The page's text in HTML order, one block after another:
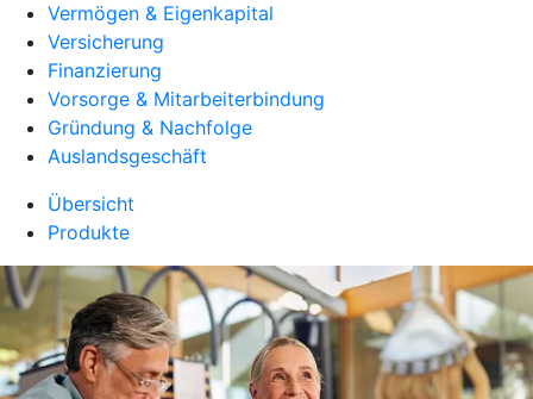
Vermögen & Eigenkapital
Versicherung
Finanzierung
Vorsorge & Mitarbeiterbindung
Gründung & Nachfolge
Auslandsgeschäft
Übersicht
Produkte